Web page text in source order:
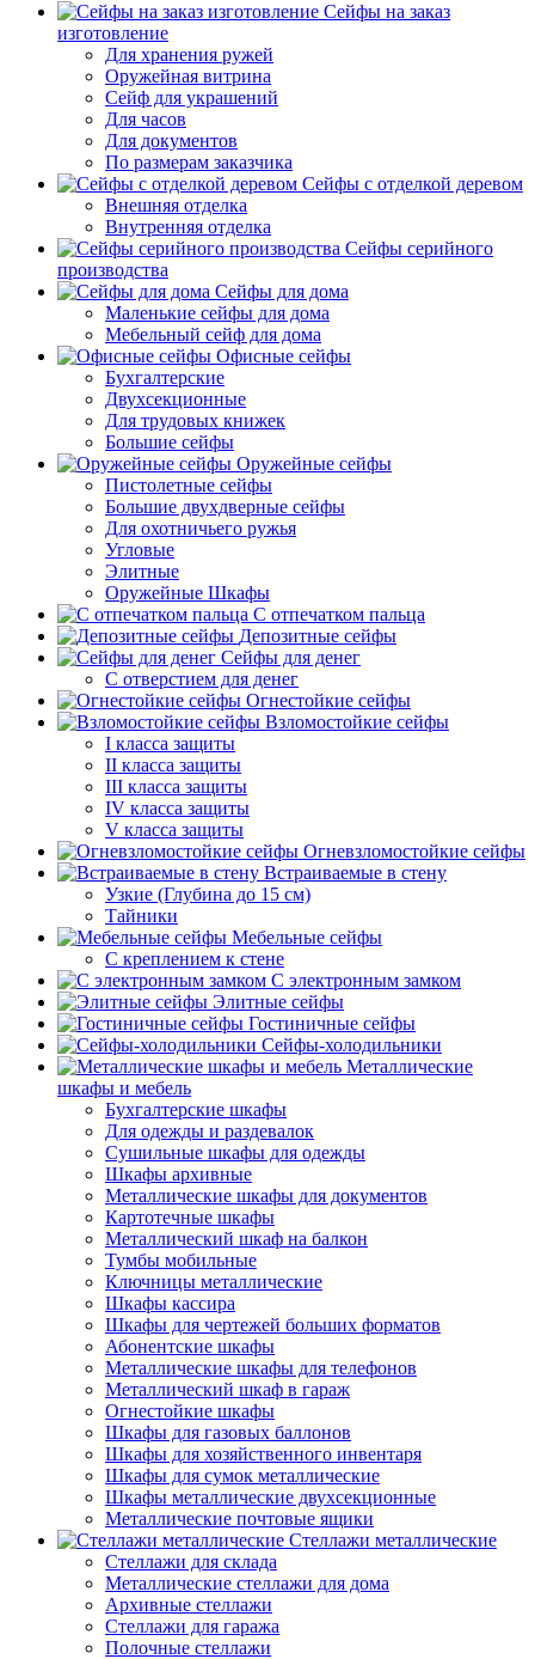
Сейфы на заказ
изготовление
Для хранения ружей
Оружейная витрина
Сейф для украшений
Для часов
Для документов
По размерам заказчика
Сейфы с отделкой деревом
Внешняя отделка
Внутренняя отделка
Сейфы серийного
производства
Сейфы для дома
Маленькие сейфы для дома
Мебельный сейф для дома
Офисные сейфы
Бухгалтерские
Двухсекционные
Для трудовых книжек
Большие сейфы
Оружейные сейфы
Пистолетные сейфы
Большие двухдверные сейфы
Для охотничьего ружья
Угловые
Элитные
Оружейные Шкафы
С отпечатком пальца
Депозитные сейфы
Сейфы для денег
С отверстием для денег
Огнестойкие сейфы
Взломостойкие сейфы
I класса защиты
II класса защиты
III класса защиты
IV класса защиты
V класса защиты
Огневзломостойкие сейфы
Встраиваемые в стену
Узкие (Глубина до 15 см)
Тайники
Мебельные сейфы
С креплением к стене
С электронным замком
Элитные сейфы
Гостиничные сейфы
Сейфы-холодильники
Металлические
шкафы и мебель
Бухгалтерские шкафы
Для одежды и раздевалок
Сушильные шкафы для одежды
Шкафы архивные
Металлические шкафы для документов
Картотечные шкафы
Металлический шкаф на балкон
Тумбы мобильные
Ключницы металлические
Шкафы кассира
Шкафы для чертежей больших форматов
Абонентские шкафы
Металлические шкафы для телефонов
Металлический шкаф в гараж
Огнестойкие шкафы
Шкафы для газовых баллонов
Шкафы для хозяйственного инвентаря
Шкафы для сумок металлические
Шкафы металлические двухсекционные
Металлические почтовые ящики
Стеллажи металлические
Стеллажи для склада
Металлические стеллажи для дома
Архивные стеллажи
Стеллажи для гаража
Полочные стеллажи